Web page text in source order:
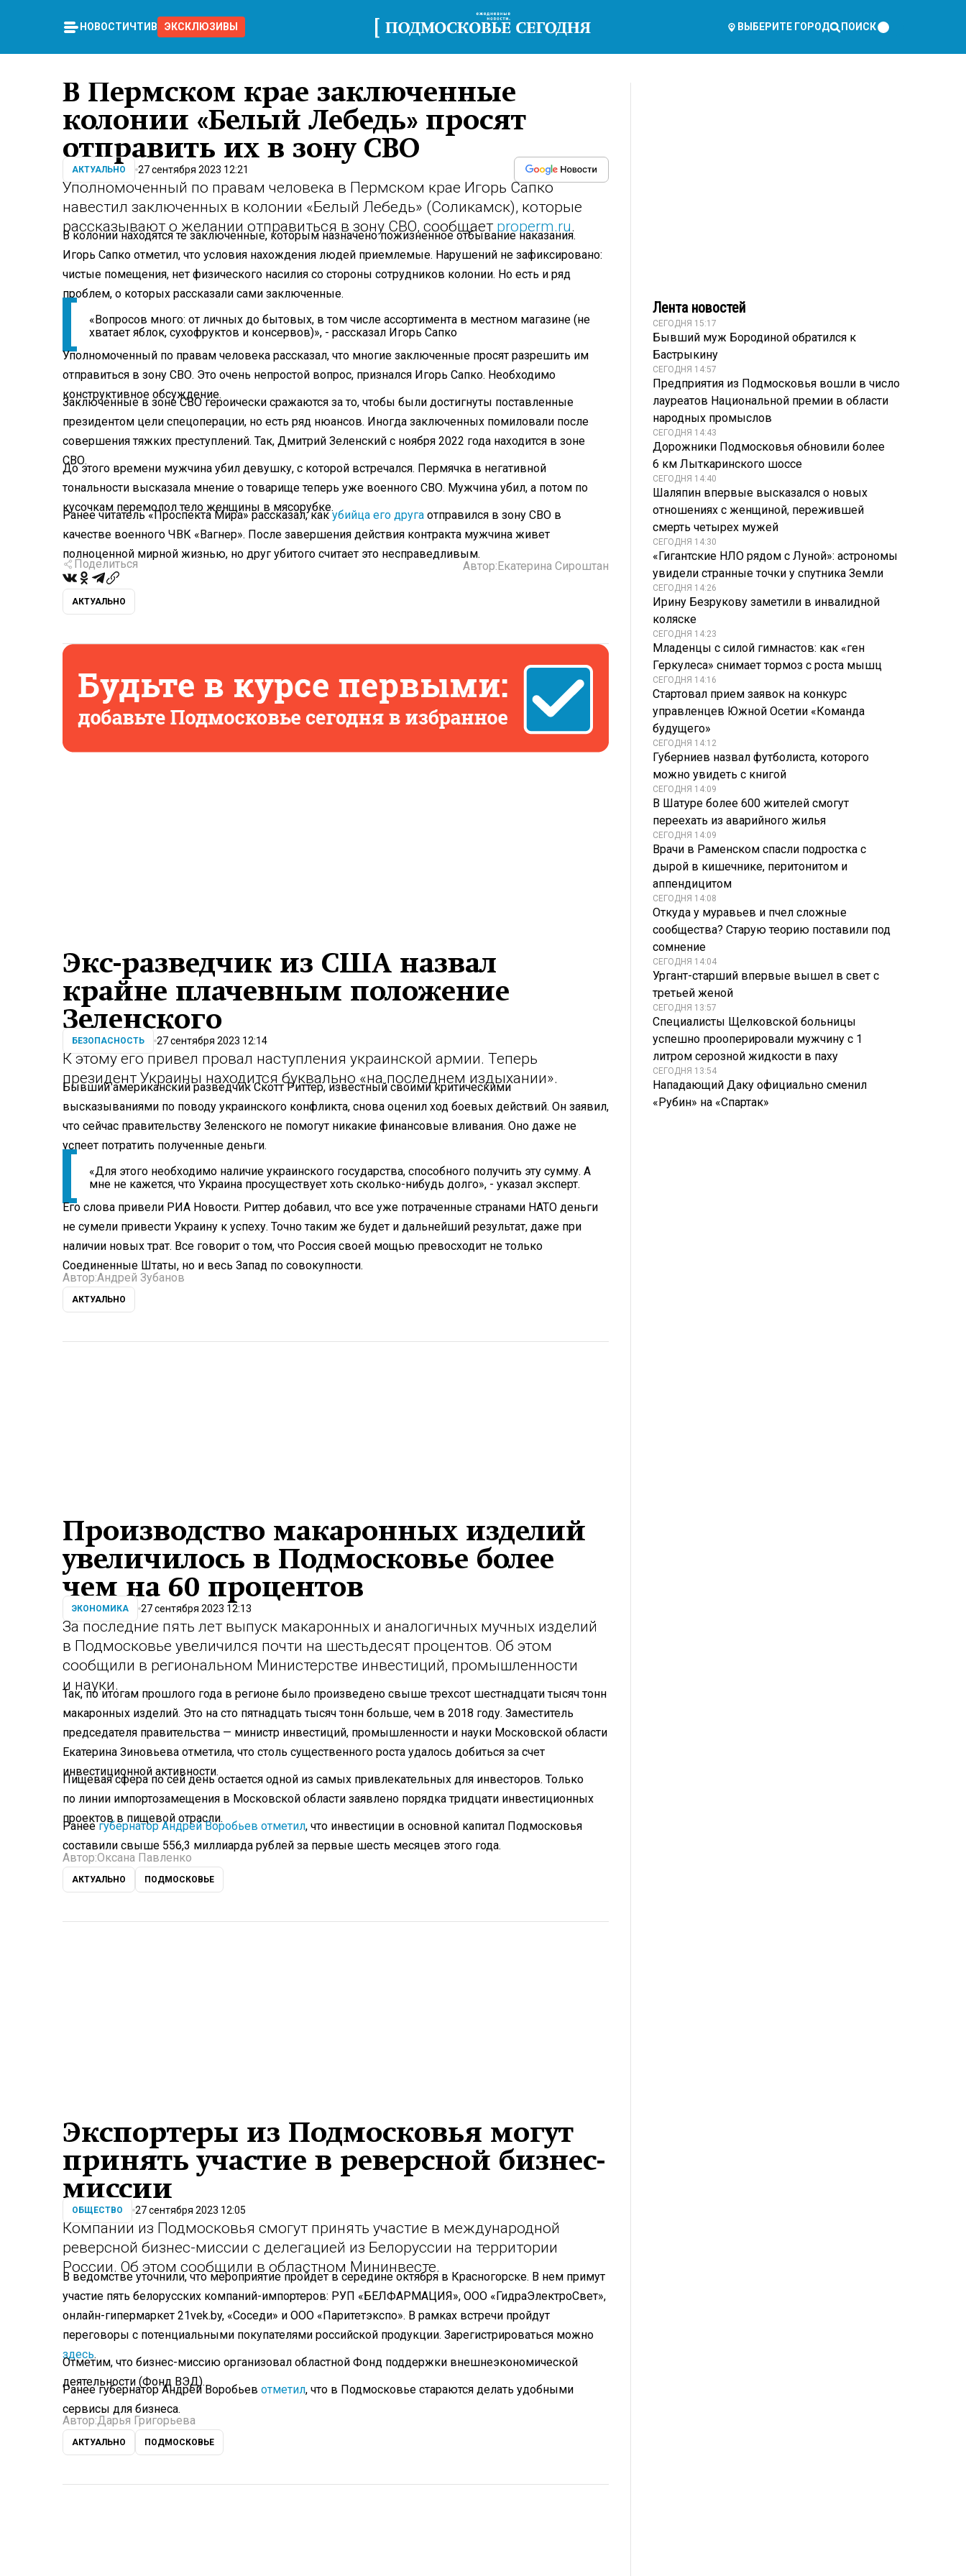
НОВОСТИ ЧТИВО ЭКСКЛЮЗИВЫ ВЫБЕРИТЕ ГОРОД ПОИСК
В Пермском крае заключенные
колонии «Белый Лебедь» просят
отправить их в зону СВО
АКТУАЛЬНО 27 сентября 2023 12:21
Уполномоченный по правам человека в Пермском крае Игорь Сапко
навестил заключенных в колонии «Белый Лебедь» (Соликамск), которые
рассказывают о желании отправиться в зону СВО, сообщает properm.ru.
В колонии находятся те заключенные, которым назначено пожизненное отбывание наказания.
Игорь Сапко отметил, что условия нахождения людей приемлемые. Нарушений не зафиксировано:
чистые помещения, нет физического насилия со стороны сотрудников колонии. Но есть и ряд
проблем, о которых рассказали сами заключенные.
«Вопросов много: от личных до бытовых, в том числе ассортимента в местном магазине (не
хватает яблок, сухофруктов и консервов)», - рассказал Игорь Сапко
Уполномоченный по правам человека рассказал, что многие заключенные просят разрешить им
отправиться в зону СВО. Это очень непростой вопрос, признался Игорь Сапко. Необходимо
конструктивное обсуждение.
Заключенные в зоне СВО героически сражаются за то, чтобы были достигнуты поставленные
президентом цели спецоперации, но есть ряд нюансов. Иногда заключенных помиловали после
совершения тяжких преступлений. Так, Дмитрий Зеленский с ноября 2022 года находится в зоне
СВО.
До этого времени мужчина убил девушку, с которой встречался. Пермячка в негативной
тональности высказала мнение о товарище теперь уже военного СВО. Мужчина убил, а потом по
кусочкам перемолол тело женщины в мясорубке.
Ранее читатель «Проспекта Мира» рассказал, какубийца его друга отправился в зону СВО в
качестве военного ЧВК «Вагнер». После завершения действия контракта мужчина живет
полноценной мирной жизнью, но друг убитого считает это несправедливым.
Поделиться Автор:Екатерина Сироштан
АКТУАЛЬНО
Экс-разведчик из США назвал
крайне плачевным положение
Зеленского
БЕЗОПАСНОСТЬ 27 сентября 2023 12:14
К этому его привел провал наступления украинской армии. Теперь
президент Украины находится буквально «на последнем издыхании».
Бывший американский разведчик Скотт Риттер, известный своими критическими
высказываниями по поводу украинского конфликта, снова оценил ход боевых действий. Он заявил,
что сейчас правительству Зеленского не помогут никакие финансовые вливания. Оно даже не
успеет потратить полученные деньги.
«Для этого необходимо наличие украинского государства, способного получить эту сумму. А
мне не кажется, что Украина просуществует хоть сколько-нибудь долго», - указал эксперт.
Его слова привели РИА Новости. Риттер добавил, что все уже потраченные странами НАТО деньги
не сумели привести Украину к успеху. Точно таким же будет и дальнейший результат, даже при
наличии новых трат. Все говорит о том, что Россия своей мощью превосходит не только
Соединенные Штаты, но и весь Запад по совокупности.
Автор:Андрей Зубанов
АКТУАЛЬНО
Производство макаронных изделий
увеличилось в Подмосковье более
чем на 60 процентов
ЭКОНОМИКА 27 сентября 2023 12:13
За последние пять лет выпуск макаронных и аналогичных мучных изделий
в Подмосковье увеличился почти на шестьдесят процентов. Об этом
сообщили в региональном Министерстве инвестиций, промышленности
и науки.
Так, по итогам прошлого года в регионе было произведено свыше трехсот шестнадцати тысяч тонн
макаронных изделий. Это на сто пятнадцать тысяч тонн больше, чем в 2018 году. Заместитель
председателя правительства — министр инвестиций, промышленности и науки Московской области
Екатерина Зиновьева отметила, что столь существенного роста удалось добиться за счет
инвестиционной активности.
Пищевая сфера по сей день остается одной из самых привлекательных для инвесторов. Только
по линии импортозамещения в Московской области заявлено порядка тридцати инвестиционных
проектов в пищевой отрасли.
Ранеегубернатор Андрей Воробьев отметил, что инвестиции в основной капитал Подмосковья
составили свыше 556,3 миллиарда рублей за первые шесть месяцев этого года.
Автор:Оксана Павленко
АКТУАЛЬНО ПОДМОСКОВЬЕ
Экспортеры из Подмосковья могут
принять участие в реверсной бизнес-
миссии
ОБЩЕСТВО 27 сентября 2023 12:05
Компании из Подмосковья смогут принять участие в международной
реверсной бизнес-миссии с делегацией из Белоруссии на территории
России. Об этом сообщили в областном Мининвесте.
В ведомстве уточнили, что мероприятие пройдет в середине октября в Красногорске. В нем примут
участие пять белорусских компаний-импортеров: РУП «БЕЛФАРМАЦИЯ», ООО «ГидраЭлектроСвет»,
онлайн-гипермаркет 21vek.by, «Соседи» и ООО «Паритетэкспо». В рамках встречи пройдут
переговоры с потенциальными покупателями российской продукции. Зарегистрироваться можно
здесь.
Отметим, что бизнес-миссию организовал областной Фонд поддержки внешнеэкономической
деятельности (Фонд ВЭД).
Ранее губернатор Андрей Воробьев отметил, что в Подмосковье стараются делать удобными
сервисы для бизнеса.
Автор:Дарья Григорьева
АКТУАЛЬНО ПОДМОСКОВЬЕ
Лента новостей
СЕГОДНЯ 15:17
Бывший муж Бородиной обратился к
Бастрыкину
СЕГОДНЯ 14:57
Предприятия из Подмосковья вошли в число
лауреатов Национальной премии в области
народных промыслов
СЕГОДНЯ 14:43
Дорожники Подмосковья обновили более
6 км Лыткаринского шоссе
СЕГОДНЯ 14:40
Шаляпин впервые высказался о новых
отношениях с женщиной, пережившей
смерть четырех мужей
СЕГОДНЯ 14:30
«Гигантские НЛО рядом с Луной»: астрономы
увидели странные точки у спутника Земли
СЕГОДНЯ 14:26
Ирину Безрукову заметили в инвалидной
коляске
СЕГОДНЯ 14:23
Младенцы с силой гимнастов: как «ген
Геркулеса» снимает тормоз с роста мышц
СЕГОДНЯ 14:16
Стартовал прием заявок на конкурс
управленцев Южной Осетии «Команда
будущего»
СЕГОДНЯ 14:12
Губерниев назвал футболиста, которого
можно увидеть с книгой
СЕГОДНЯ 14:09
В Шатуре более 600 жителей смогут
переехать из аварийного жилья
СЕГОДНЯ 14:09
Врачи в Раменском спасли подростка с
дырой в кишечнике, перитонитом и
аппендицитом
СЕГОДНЯ 14:08
Откуда у муравьев и пчел сложные
сообщества? Старую теорию поставили под
сомнение
СЕГОДНЯ 14:04
Ургант-старший впервые вышел в свет с
третьей женой
СЕГОДНЯ 13:57
Специалисты Щелковской больницы
успешно прооперировали мужчину с 1
литром серозной жидкости в паху
СЕГОДНЯ 13:54
Нападающий Даку официально сменил
«Рубин» на «Спартак»